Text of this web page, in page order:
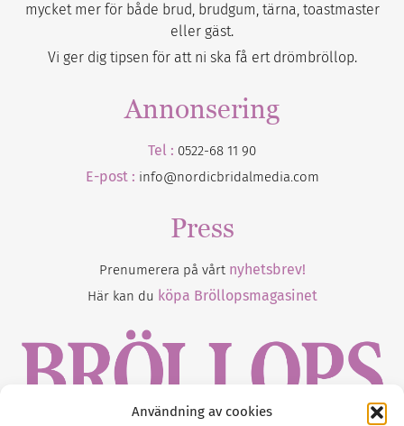
Användning av cookies
mycket mer för både brud, brudgum, tärna, toastmaster
eller gäst.
Vi ger dig tipsen för att ni ska få ert drömbröllop.
Annonsering
Tel : 0522-68 11 90
E-post : info@nordicbridalmedia.com
Press
Prenumerera på vårt nyhetsbrev!
Här kan du köpa Bröllopsmagasinet